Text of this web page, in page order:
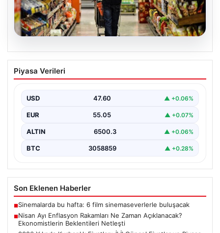
05.08.2026
Nisan Ayı Enflasyon Rakamları Ne
Zaman Açıklanacak? Ekonomistlerin
Türkiye İstatistik Kurumu (TÜİK) tarafından açıklanacak
Piyasa Verileri
USD 47.60 ▲ +0.06%
EUR 55.05 ▲ +0.07%
ALTIN 6500.3 ▲ +0.06%
BTC 3058859 ▲ +0.28%
Son Eklenen Haberler
■Sinemalarda bu hafta: 6 film sinemaseverlerle buluşacak
■Nisan Ayı Enflasyon Rakamları Ne Zaman Açıklanacak?
Ekonomistlerin Beklentileri Netleşti